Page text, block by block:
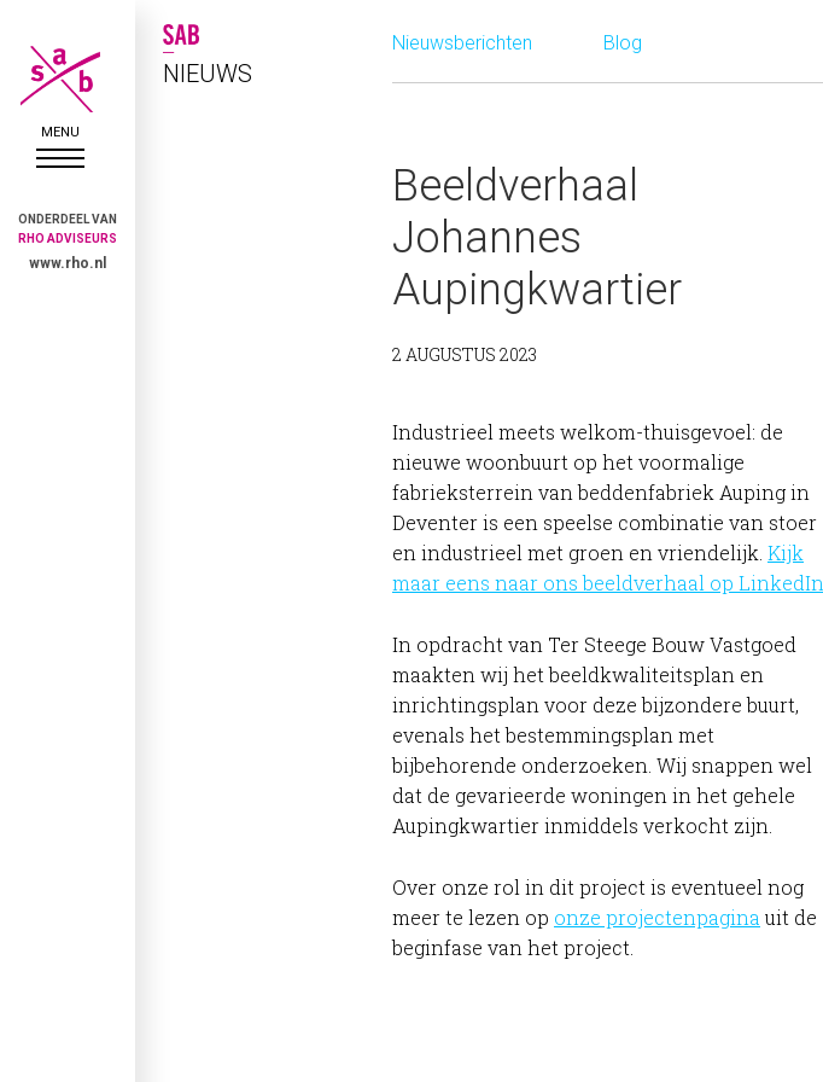
ONDERDEEL VAN
RHO ADVISEURS
www.rho.nl
NIEUWS
Nieuwsberichten Blog
Beeldverhaal
Johannes
Aupingkwartier
2 AUGUSTUS 2023
Industrieel meets welkom-thuisgevoel: de
nieuwe woonbuurt op het voormalige
fabrieksterrein van beddenfabriek Auping in
Deventer is een speelse combinatie van stoer
en industrieel met groen en vriendelijk. Kijk
maar eens naar ons beeldverhaal op LinkedIn
In opdracht van Ter Steege Bouw Vastgoed
maakten wij het beeldkwaliteitsplan en
inrichtingsplan voor deze bijzondere buurt,
evenals het bestemmingsplan met
bijbehorende onderzoeken. Wij snappen wel
dat de gevarieerde woningen in het gehele
Aupingkwartier inmiddels verkocht zijn.
Over onze rol in dit project is eventueel nog
meer te lezen op onze projectenpagina uit de
beginfase van het project.